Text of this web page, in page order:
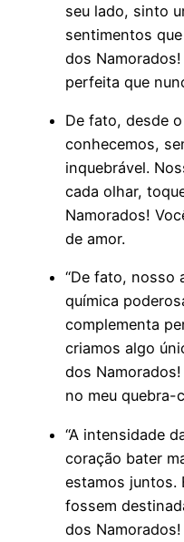
seu lado, sinto
sentimentos
dos
perfeita que
De fato, desde
conhecemos,
inquebrável.
cada olhar,
Namorados!
de amor.
“De fato, nosso
química
complementa
criamos algo
dos
no meu quebra-
“A intensidade
coração bater
estamos juntos.
fossem
dos